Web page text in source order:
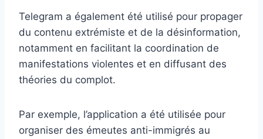
Telegram a également été utilisé pour propager
du contenu extrémiste et de la désinformation,
notamment en facilitant la coordination de
manifestations violentes et en diffusant des
théories du complot.
Par exemple, l’application a été utilisée pour
organiser des émeutes anti-immigrés au